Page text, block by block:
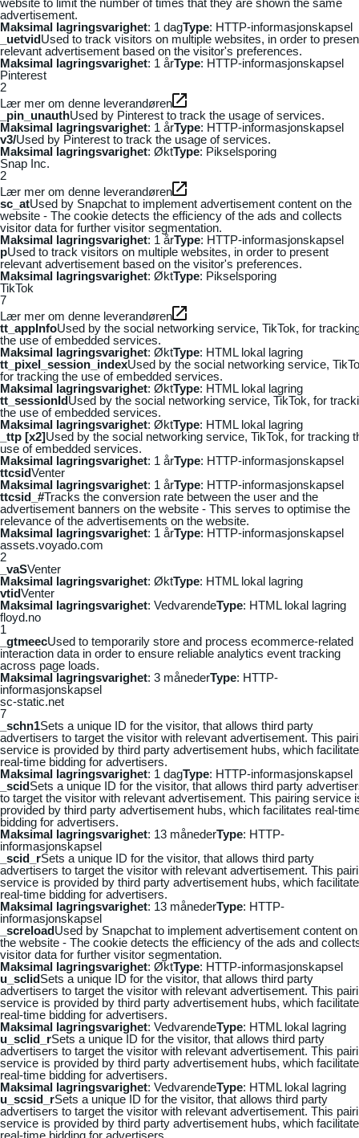
advertisement.
Maksimal lagringsvarighet: 1 dagType: HTTP-informasjonskapsel
_uetvidUsed to track visitors on multiple websites, in order to
relevant advertisement based on the visitor's preferences.
Maksimal lagringsvarighet: 1 årType: HTTP-informasjonskapsel
Pinterest
2
Lær mer om denne leverandøren
_pin_unauthUsed by Pinterest to track the usage of services.
Maksimal lagringsvarighet: 1 årType: HTTP-informasjonskapsel
v3/Used by Pinterest to track the usage of services.
Maksimal lagringsvarighet: ØktType: Pikselsporing
Snap Inc.
2
Lær mer om denne leverandøren
sc_atUsed by Snapchat to implement advertisement content on the
website - The cookie detects the efficiency of the ads and collects
visitor data for further visitor segmentation.
Maksimal lagringsvarighet: 1 årType: HTTP-informasjonskapsel
pUsed to track visitors on multiple websites, in order to present
relevant advertisement based on the visitor's preferences.
Maksimal lagringsvarighet: ØktType: Pikselsporing
TikTok
7
Lær mer om denne leverandøren
tt_appInfoUsed by the social networking service, TikTok, for
the use of embedded services.
Maksimal lagringsvarighet: ØktType: HTML lokal lagring
tt_pixel_session_indexUsed by the social networking service,
for tracking the use of embedded services.
Maksimal lagringsvarighet: ØktType: HTML lokal lagring
tt_sessionIdUsed by the social networking service, TikTok, for
the use of embedded services.
Maksimal lagringsvarighet: ØktType: HTML lokal lagring
_ttp [x2]Used by the social networking service, TikTok, for tracking
use of embedded services.
Maksimal lagringsvarighet: 1 årType: HTTP-informasjonskapsel
ttcsidVenter
Maksimal lagringsvarighet: 1 årType: HTTP-informasjonskapsel
ttcsid_#Tracks the conversion rate between the user and the
advertisement banners on the website - This serves to optimise the
relevance of the advertisements on the website.
Maksimal lagringsvarighet: 1 årType: HTTP-informasjonskapsel
assets.voyado.com
2
_vaSVenter
Maksimal lagringsvarighet: ØktType: HTML lokal lagring
vtidVenter
Maksimal lagringsvarighet: VedvarendeType: HTML lokal lagring
floyd.no
1
_gtmeecUsed to temporarily store and process ecommerce-related
interaction data in order to ensure reliable analytics event tracking
across page loads.
Maksimal lagringsvarighet: 3 månederType: HTTP-
informasjonskapsel
sc-static.net
7
_schn1Sets a unique ID for the visitor, that allows third party
advertisers to target the visitor with relevant advertisement. This
service is provided by third party advertisement hubs, which
real-time bidding for advertisers.
Maksimal lagringsvarighet: 1 dagType: HTTP-informasjonskapsel
_scidSets a unique ID for the visitor, that allows third party
to target the visitor with relevant advertisement. This pairing service
provided by third party advertisement hubs, which facilitates real-
bidding for advertisers.
Maksimal lagringsvarighet: 13 månederType: HTTP-
informasjonskapsel
_scid_rSets a unique ID for the visitor, that allows third party
advertisers to target the visitor with relevant advertisement. This
service is provided by third party advertisement hubs, which
real-time bidding for advertisers.
Maksimal lagringsvarighet: 13 månederType: HTTP-
informasjonskapsel
_screloadUsed by Snapchat to implement advertisement content on
the website - The cookie detects the efficiency of the ads and
visitor data for further visitor segmentation.
Maksimal lagringsvarighet: ØktType: HTTP-informasjonskapsel
u_sclidSets a unique ID for the visitor, that allows third party
advertisers to target the visitor with relevant advertisement. This
service is provided by third party advertisement hubs, which
real-time bidding for advertisers.
Maksimal lagringsvarighet: VedvarendeType: HTML lokal lagring
u_sclid_rSets a unique ID for the visitor, that allows third party
advertisers to target the visitor with relevant advertisement. This
service is provided by third party advertisement hubs, which
real-time bidding for advertisers.
Maksimal lagringsvarighet: VedvarendeType: HTML lokal lagring
u_scsid_rSets a unique ID for the visitor, that allows third party
advertisers to target the visitor with relevant advertisement. This
service is provided by third party advertisement hubs, which
real-time bidding for advertisers.